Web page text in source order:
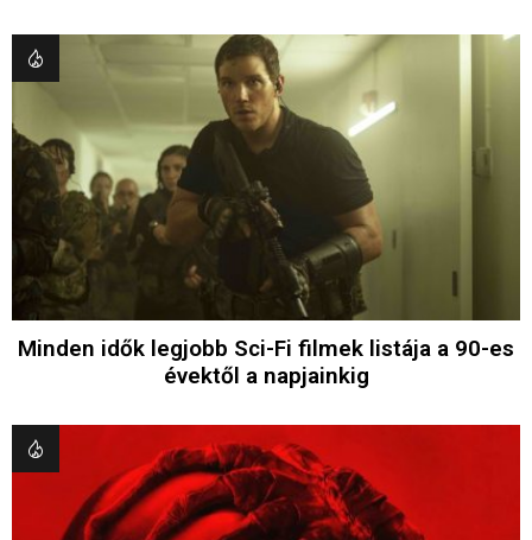
Minden idők legjobb Sci-Fi filmek listája a 90-es
évektől a napjainkig